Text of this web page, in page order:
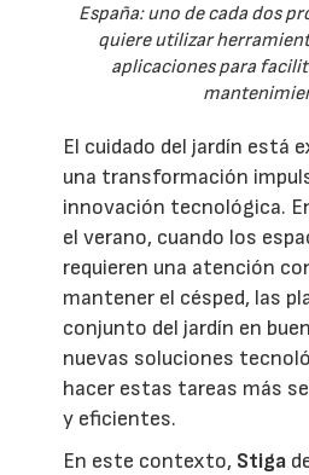
España: uno de cada dos
quiere utilizar
aplicaciones para
El cuidado del jardín está
una transformación
innovación tecnológica.
el verano, cuando los
requieren una atención
mantener el césped, las
conjunto del jardín en
nuevas soluciones
hacer estas tareas más
y eficientes.
En este contexto, Stiga